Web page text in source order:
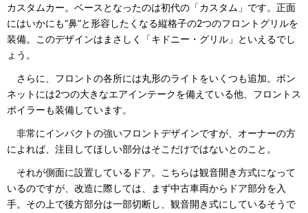
カスタムカー。ベースとなったのは初代の「カスタム」です。正面
にはいかにも“鼻”と形容したくなる縦格子の2つのフロントグリルを
装備。このデザインはまさしく「キドニー・グリル」といえるでし
ょう。
さらに、フロントの各所には丸形のライトをいくつも追加。ボン
ネットには2つの大きなエアインテークを備えている他、フロントス
ポイラーも装備しています。
非常にインパクトの強いフロントデザインですが、オーナーの方
によれば、注目してほしい部分はそこだけではないとのこと。
それが側面に設置しているドア。こちらは観音開き方式になって
いるのですが、改造に際しては、まず中古車両からドア部分を入
手。その上で後方部分は一部切断し、観音開き式にしているそうで